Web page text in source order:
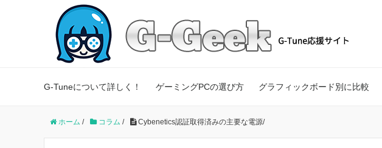
G-Tuneについて詳しく！ ゲーミングPCの選び方 グラフィックボード別に比較
ホーム / コラム / /
Cybenetics認証取得済みの主要な電源